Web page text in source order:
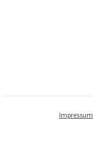
Impressum